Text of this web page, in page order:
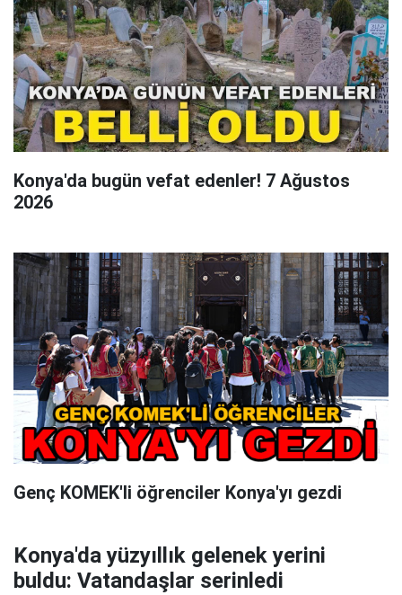
Konya'da bugün vefat edenler! 7 Ağustos
2026
Genç KOMEK'li öğrenciler Konya'yı gezdi
Konya'da yüzyıllık gelenek yerini
buldu: Vatandaşlar serinledi